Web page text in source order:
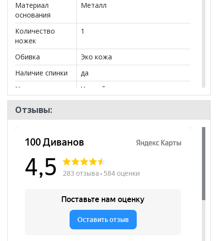
Материал
основания
Металл
Количество
ножек
1
Обивка
Эко кожа
Наличие спинки
да
Цвет сидения
Черный
Нагрузка
Назначение
для посетителя
Высота
посадочного
места, мм
Наличие
да
Регулировка по
да
да
Отзывы: